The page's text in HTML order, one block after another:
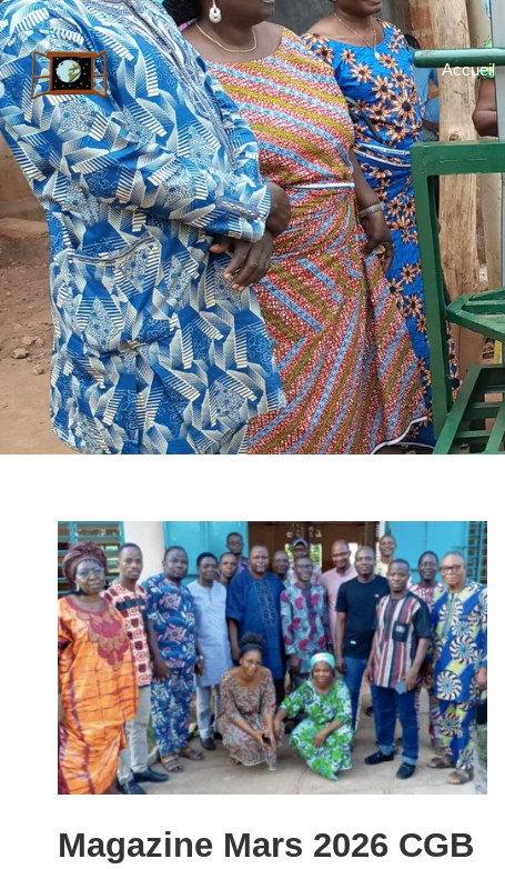
Accueil
Magazine Mars 2026 CGB